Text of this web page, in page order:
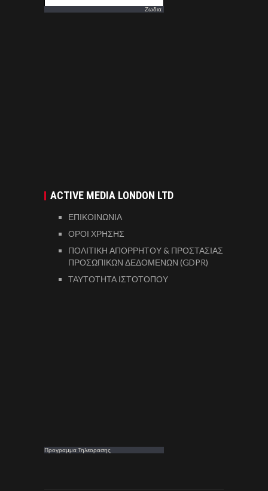
Ζωδια
ACTIVE MEDIA LONDON LTD
ΕΠΙΚΟΙΝΩΝΙΑ
ΟΡΟΙ ΧΡΗΣΗΣ
ΠΟΛΙΤΙΚΗ ΑΠΟΡΡΗΤΟΥ & ΠΡΟΣΤΑΣΙΑΣ
ΠΡΟΣΩΠΙΚΩΝ ΔΕΔΟΜΕΝΩΝ (GDPR)
ΤΑΥΤΟΤΗΤΑ ΙΣΤΟΤΟΠΟΥ
Προγραμμα Τηλεορασης